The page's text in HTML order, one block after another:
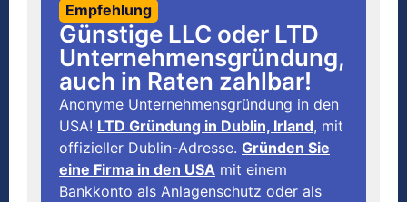
Empfehlung
Günstige LLC oder LTD
Unternehmensgründung,
auch in Raten zahlbar!
Anonyme Unternehmensgründung in den
USA! LTD Gründung in Dublin, Irland, mit
offizieller Dublin-Adresse. Gründen Sie
eine Firma in den USA mit einem
Bankkonto als Anlagenschutz oder als